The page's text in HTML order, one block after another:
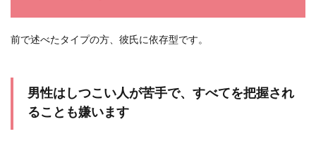
前で述べたタイプの方、彼氏に依存型です。
男性はしつこい人が苦手で、すべてを把握され
ることも嫌います